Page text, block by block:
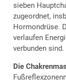
sieben
zugeordnet,
Hormondrüse.
verlaufen
verbunden sind.
Die